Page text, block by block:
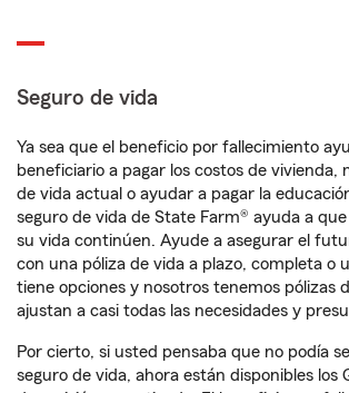
Seguro de vida
Ya sea que el beneficio por fallecimiento
beneficiario a pagar los costos de vivienda,
de vida actual o ayudar a pagar la
seguro de vida de State Farm® ayuda a
su vida continúen. Ayude a asegurar el
con una póliza de vida a plazo, completa o
tiene opciones y nosotros tenemos pólizas
ajustan a casi todas las necesidades y
Por cierto, si usted pensaba que no podía
seguro de vida, ahora están disponibles los